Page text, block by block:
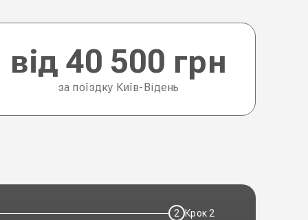
за поїздку Київ-Відень
від 40 500 грн
2 Крок2